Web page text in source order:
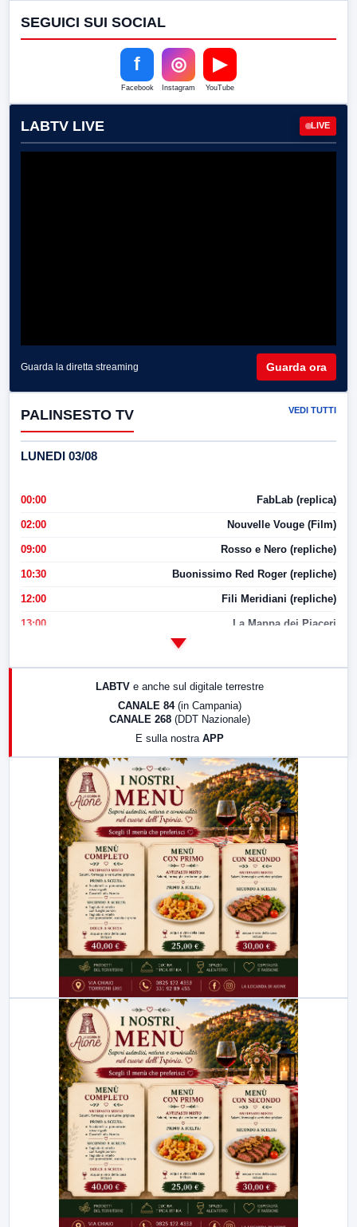
SEGUICI SUI SOCIAL
f
Facebook
◎
Instagram
▶
YouTube
LABTV LIVE LIVE
Guarda la diretta streaming Guarda ora
PALINSESTO TV VEDI TUTTI
LUNEDI 03/08
00:00 FabLab (replica)
02:00 Nouvelle Vouge (Film)
09:00 Rosso e Nero (repliche)
10:30 Buonissimo Red Roger (repliche)
12:00 Fili Meridiani (repliche)
13:00 La Mappa dei Piaceri
17:00 LabNews (replica)
LabNews (replica)
LABTV e anche sul digitale terrestre
CANALE 84 (in Campania)
CANALE 268 (DDT Nazionale)
E sulla nostra APP